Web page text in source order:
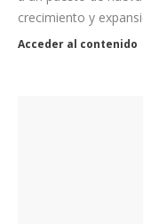
crecimiento y
Acceder al contenido